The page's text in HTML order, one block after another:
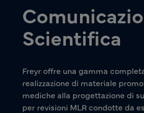
Scientifica
Freyr offre una gamma
realizzazione di materiale
mediche alla progettazione di
per revisioni MLR condotte da